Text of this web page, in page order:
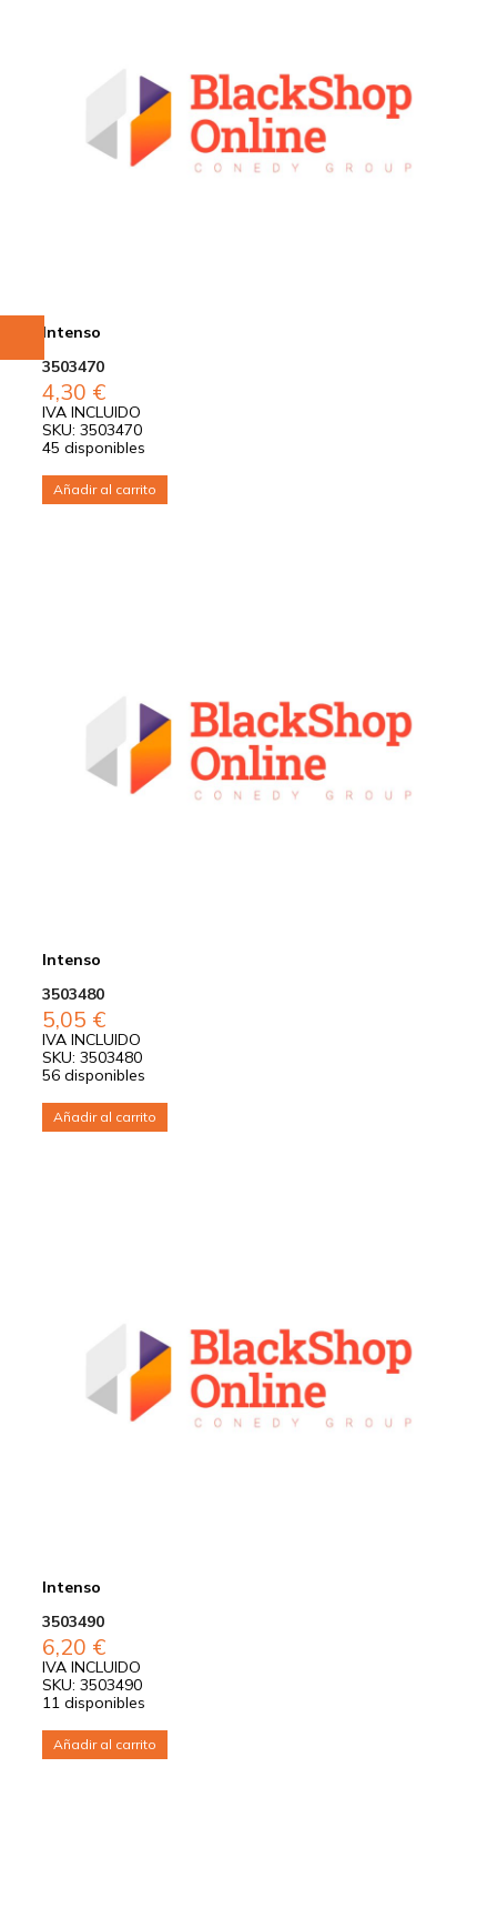
Intenso
3503470
4,30 €
IVA INCLUIDO
SKU: 3503470
45 disponibles
Añadir al carrito
Intenso
3503480
5,05 €
IVA INCLUIDO
SKU: 3503480
56 disponibles
Añadir al carrito
Intenso
3503490
6,20 €
IVA INCLUIDO
SKU: 3503490
11 disponibles
Añadir al carrito